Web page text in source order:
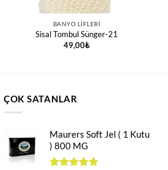
BANYO LIFLERI
Sisal Tombul Sünger-21
49,00₺
ÇOK SATANLAR
Maurers Soft Jel ( 1 Kutu
) 800 MG